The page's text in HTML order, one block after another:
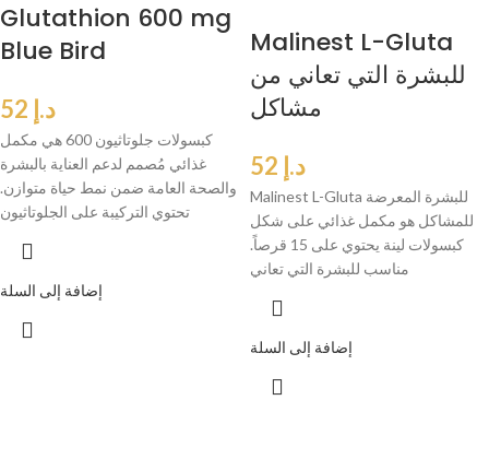
Glutathion 600 mg
Blue Bird
د.إ
كبسولات جلوتاثيون 600 هي مكمل
غذائي مُصمم لدعم العناية بالبشرة
والصحة العامة ضمن نمط حياة متوازن.
تحتوي التركيبة على الجلوتاثيون
إضافة إلى السلة
Malinest L-Gluta
للبشرة التي تعاني من
مشاكل
د.إ
Malinest L-Gluta للبشرة المعرضة
للمشاكل هو مكمل غذائي على شكل
كبسولات لينة يحتوي على 15 قرصاً.
مناسب للبشرة التي تعاني
إضافة إلى السلة